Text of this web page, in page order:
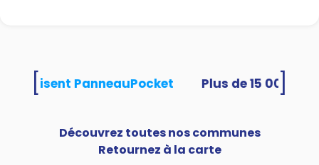
utilisent PanneauPocket
Découvrez toutes nos communes
Retournez à la carte